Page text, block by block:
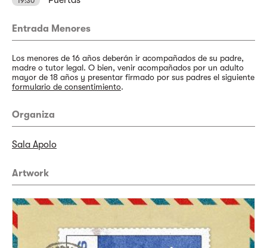
Entrada Menores
Los menores de 16 años deberán ir acompañados de su padre,
madre o tutor legal. O bien, venir acompañados por un adulto
mayor de 18 años y presentar firmado por sus padres el siguiente
formulario de consentimiento.
Organiza
Sala Apolo
Artwork